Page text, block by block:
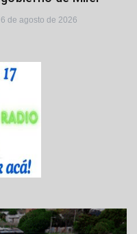
6 de agosto de 2026